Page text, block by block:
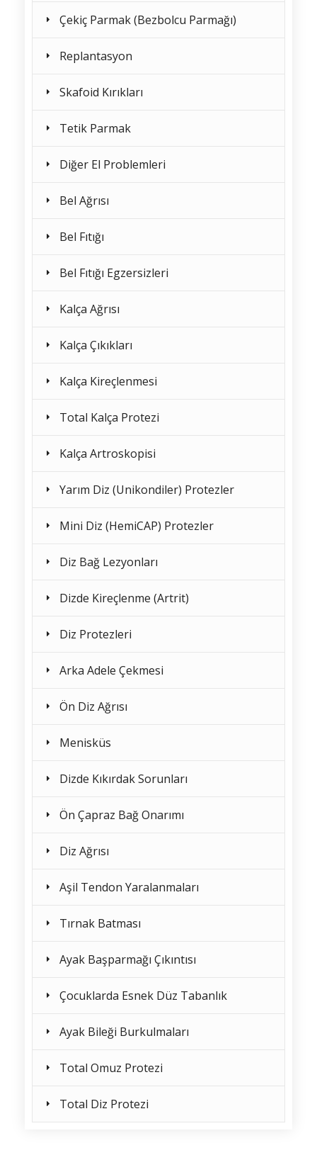
Çekiç Parmak (Bezbolcu Parmağı)
Replantasyon
Skafoid Kırıkları
Tetik Parmak
Diğer El Problemleri
Bel Ağrısı
Bel Fıtığı
Bel Fıtığı Egzersizleri
Kalça Ağrısı
Kalça Çıkıkları
Kalça Kireçlenmesi
Total Kalça Protezi
Kalça Artroskopisi
Yarım Diz (Unikondiler) Protezler
Mini Diz (HemiCAP) Protezler
Diz Bağ Lezyonları
Dizde Kireçlenme (Artrit)
Diz Protezleri
Arka Adele Çekmesi
Ön Diz Ağrısı
Menisküs
Dizde Kıkırdak Sorunları
Ön Çapraz Bağ Onarımı
Diz Ağrısı
Aşil Tendon Yaralanmaları
Tırnak Batması
Ayak Başparmağı Çıkıntısı
Çocuklarda Esnek Düz Tabanlık
Ayak Bileği Burkulmaları
Total Omuz Protezi
Total Diz Protezi